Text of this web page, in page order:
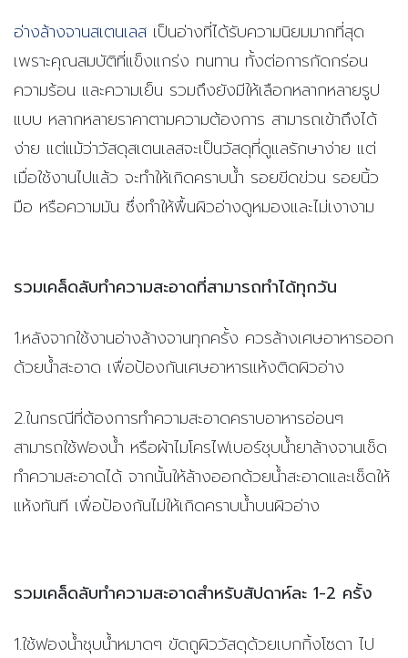
อ่างล้างจานสเตนเลส เป็นอ่างที่ได้รับความนิยมมากที่สุด
เพราะคุณสมบัติที่แข็งแกร่ง ทนทาน ทั้งต่อการกัดกร่อน
ความร้อน และความเย็น รวมถึงยังมีให้เลือกหลากหลายรูป
แบบ หลากหลายราคาตามความต้องการ สามารถเข้าถึงได้
ง่าย แต่แม้ว่าวัสดุสเตนเลสจะเป็นวัสดุที่ดูแลรักษาง่าย แต่
เมื่อใช้งานไปแล้ว จะทำให้เกิดคราบน้ำ รอยขีดข่วน รอยนิ้ว
มือ หรือความมัน ซึ่งทำให้พื้นผิวอ่างดูหมองและไม่เงางาม
รวมเคล็ดลับทำความสะอาดที่สามารถทำได้ทุกวัน
1.หลังจากใช้งานอ่างล้างจานทุกครั้ง ควรล้างเศษอาหารออก
ด้วยน้ำสะอาด เพื่อป้องกันเศษอาหารแห้งติดผิวอ่าง
2.ในกรณีที่ต้องการทำความสะอาดคราบอาหารอ่อนๆ
สามารถใช้ฟองน้ำ หรือผ้าไมโครไฟเบอร์ชุบน้ำยาล้างจานเช็ด
ทำความสะอาดได้ จากนั้นให้ล้างออกด้วยน้ำสะอาดและเช็ดให้
แห้งทันที เพื่อป้องกันไม่ให้เกิดคราบน้ำบนผิวอ่าง
รวมเคล็ดลับทำความสะอาดสำหรับสัปดาห์ละ 1-2 ครั้ง
1.ใช้ฟองน้ำชุบน้ำหมาดๆ ขัดถูผิววัสดุด้วยเบกกิ้งโซดา ไป